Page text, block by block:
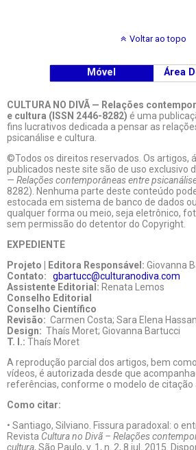
Voltar ao topo
Móvel Área
CULTURA NO DIVÃ — Relações
e cultura (ISSN 2446-8282) é uma
fins lucrativos dedicada a pensar as
psicanálise e cultura.
©Todos os direitos reservados. Os artigos,
publicados neste site são de uso exclusivo
— Relações contemporâneas entre
8282). Nenhuma parte deste conteúdo
estocada em sistema de banco de dados
qualquer forma ou meio, seja eletrônico,
sem permissão do detentor do Copyright.
EXPEDIENTE
Projeto | Editora Responsável: Giovanna
Contato: gbartucc@culturanodiva.com
Assistente Editorial: Renata Lemos
Conselho Editorial
Conselho Científico
Revisão: Carmen Costa; Sara Elena
Design: Thaís Moret; Giovanna Bartucci
T. I.: Thaís Moret
A reprodução parcial dos artigos, bem
vídeos, é autorizada desde que
referências, conforme o modelo de citação
Como citar:
• Santiago, Silviano. Fissura paradoxal: o
Revista Cultura no Divã – Relações
cultura, São Paulo, v. 1, n. 2, 8 jul. 2015.